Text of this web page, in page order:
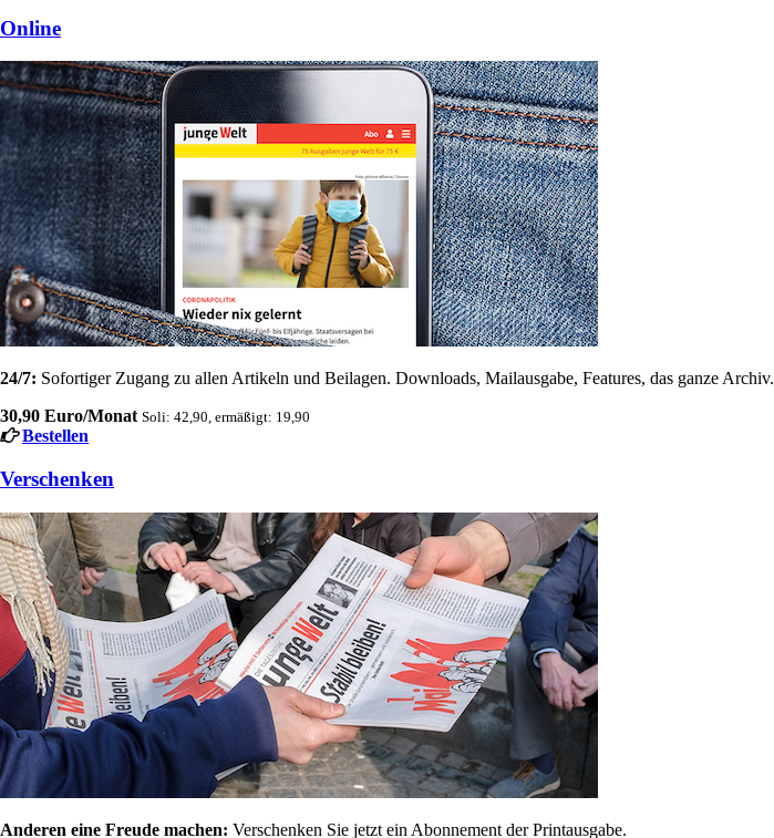
Online
24/7: Sofortiger Zugang zu allen Artikeln und Beilagen. Downloads, Mailausgabe, Features, das ganze Archiv.
30,90 Euro/Monat Soli: 42,90, ermäßigt: 19,90
Bestellen
Verschenken
Anderen eine Freude machen: Verschenken Sie jetzt ein Abonnement der Printausgabe.